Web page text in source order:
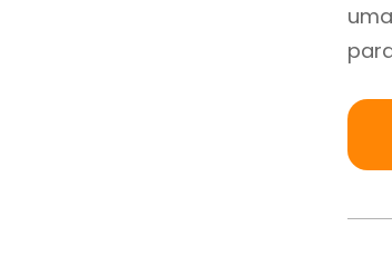
uma